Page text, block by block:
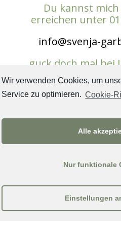
Wir verwenden Cookies, um
Service zu optimieren. Cookie-
Alle
Nur funktionale
Einstellungen
Du kannst
erreichen unter
info@svenja-
guck doch mal
Cookie-Richtlinie (EU)